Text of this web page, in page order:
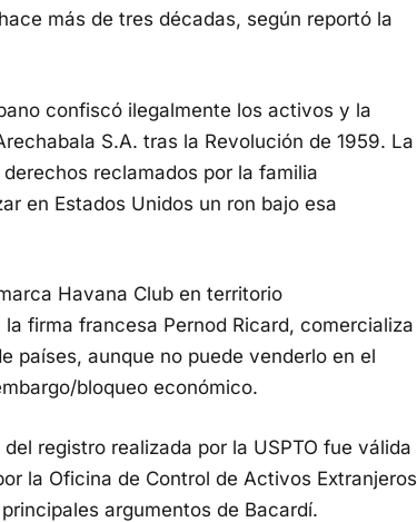
más de tres décadas, según reportó la
confiscó ilegalmente los activos y la
S.A. tras la Revolución de 1959. La
reclamados por la familia
en Estados Unidos un ron bajo esa
Havana Club en territorio
la firma francesa Pernod Ricard, comercializa
países, aunque no puede venderlo en el
bloqueo económico.
registro realizada por la USPTO fue válida
la Oficina de Control de Activos Extranjeros
argumentos de Bacardí.